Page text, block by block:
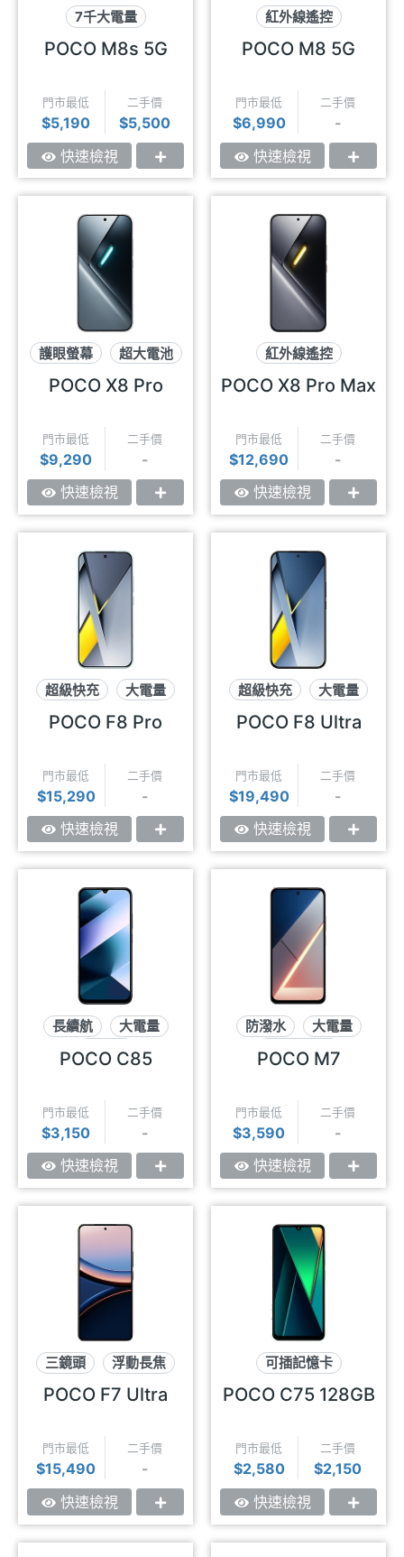
7千大電量
可插記憶卡
大螢幕
POCO M8s 5G
門市最低
$5,190
二手價
$5,500
快速檢視
紅外線遙控
螢幕高亮度
POCO M8 5G
門市最低
$6,990
二手價
-
快速檢視
護眼螢幕
超大電池
RGB燈效
POCO X8 Pro
門市最低
$9,290
二手價
-
快速檢視
紅外線遙控
RGB燈效
超大電池
POCO X8 Pro Max
門市最低
$12,690
二手價
-
快速檢視
超級快充
大電量
Bose喇叭
POCO F8 Pro
門市最低
$15,290
二手價
-
快速檢視
超級快充
大電量
Bose喇叭
POCO F8 Ultra
門市最低
$19,490
二手價
-
快速檢視
長續航
大電量
大螢幕
POCO C85
門市最低
$3,150
二手價
-
快速檢視
防潑水
大電量
可插記憶卡
POCO M7
門市最低
$3,590
二手價
-
快速檢視
三鏡頭
浮動長焦
獨顯晶片
POCO F7 Ultra
門市最低
$15,490
二手價
-
快速檢視
可插記憶卡
3.5mm耳機孔
POCO C75 128GB
門市最低
$2,580
二手價
$2,150
快速檢視